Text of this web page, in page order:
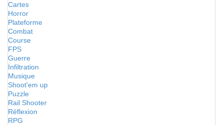
Cartes
Horror
Plateforme
Combat
Course
FPS
Guerre
Infiltration
Musique
Shoot'em up
Puzzle
Rail Shooter
Réflexion
RPG